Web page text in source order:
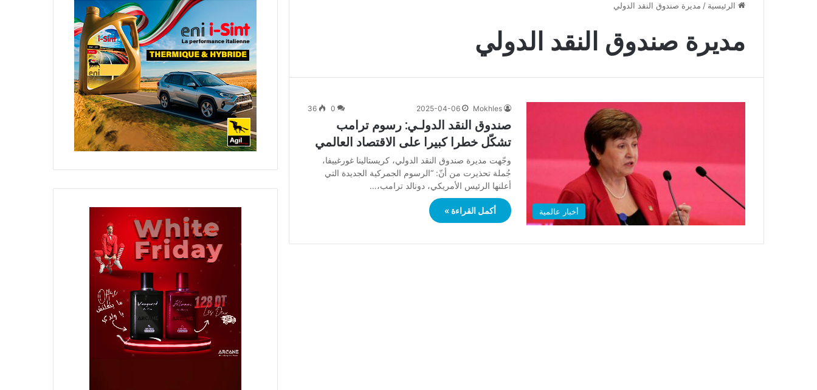
الرئيسية / مديرة صندوق النقد الدولي
مديرة صندوق النقد الدولي
أخبار عالمية
Mokhles
2025-04-06
0
36
صندوق النقد الدولـي: رسوم ترامب
تشكّل خطرا كبيرا على الاقتصاد العالمي
وجّهت مديرة صندوق النقد الدولي، كريستالينا غورغييفا،
جُملة تحذيرت من أنّ: “الرسوم الجمركية الجديدة التي
أعلنها الرئيس الأمريكي، دونالد ترامب،…
أكمل القراءة »